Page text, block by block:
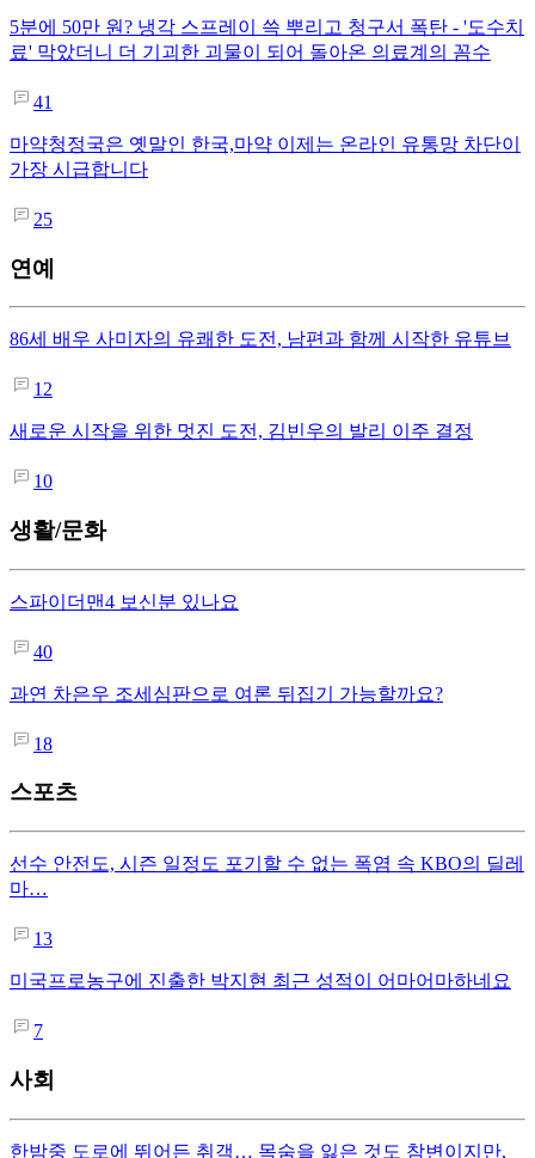
5분에 50만 원? 냉각 스프레이 쓱 뿌리고 청구서 폭탄 - '도수치
료' 막았더니 더 기괴한 괴물이 되어 돌아온 의료계의 꼼수
41
마약청정국은 옛말인 한국,마약 이제는 온라인 유통망 차단이
가장 시급합니다
25
연예
86세 배우 사미자의 유쾌한 도전, 남편과 함께 시작한 유튜브
12
새로운 시작을 위한 멋진 도전, 김빈우의 발리 이주 결정
10
생활/문화
스파이더맨4 보신분 있나요
40
과연 차은우 조세심판으로 여론 뒤집기 가능할까요?
18
스포츠
선수 안전도, 시즌 일정도 포기할 수 없는 폭염 속 KBO의 딜레
마…
13
미국프로농구에 진출한 박지현 최근 성적이 어마어마하네요
7
사회
한밤중 도로에 뛰어든 취객… 목숨을 잃은 것도 참변이지만,